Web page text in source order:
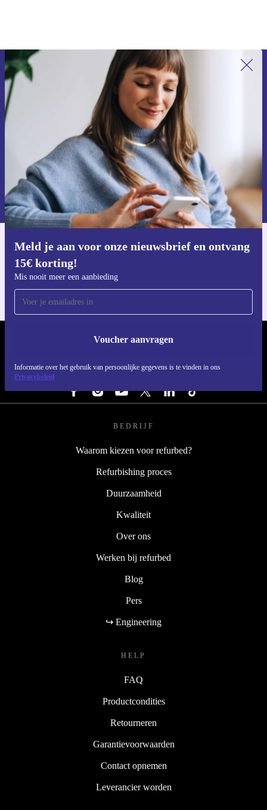
Meld je aan voor onze nieuwsbrief en ontvang
15€ korting!
Mis nooit meer een aanbieding
Voucher aanvragen
Informatie over het gebruik van persoonlijke gegevens is te vinden in ons
Privacybeleid
Meld je aan voor onze nieuwsbrief en
ontvang €15 korting!
Mis nooit meer een aanbieding.
Voucher aanvragen
Informatie over het gebruik van persoonsgegevens vind je in ons
privacybeleid
Download de refurbed app
REFURBED NEDERLAND - RETHINK NEW.
VOLG ONS
BEDRIJF
Waarom kiezen voor refurbed?
Refurbishing proces
Duurzaamheid
Kwaliteit
Over ons
Werken bij refurbed
Blog
Pers
↪ Engineering
HELP
FAQ
Productcondities
Retourneren
Garantievoorwaarden
Contact opnemen
Leverancier worden